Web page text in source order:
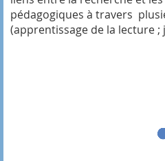
pédagogiques à travers
(apprentissage de la lecture